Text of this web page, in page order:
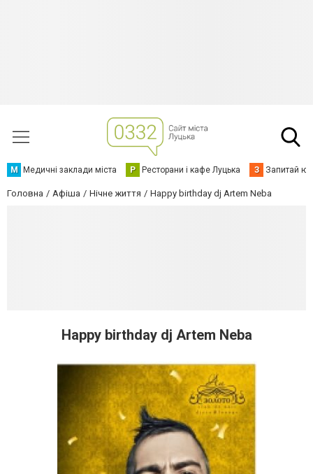
М Медичні заклади міста Р Ресторани і кафе Луцька З Запитай
Головна Афіша Нічне життя Happy birthday dj Artem Neba
Happy birthday dj Artem Neba